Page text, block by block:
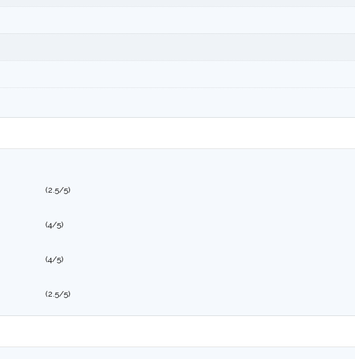
(2.5/5)
(4/5)
(4/5)
(2.5/5)